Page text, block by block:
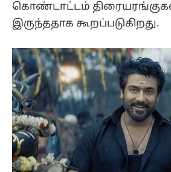
கொண்டாட்டம்
இருந்ததாக கூறப்படுகிறது.